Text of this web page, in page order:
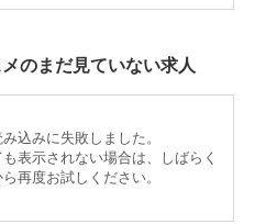
のまだ見ていない求人
込みに失敗しました。
表示されない場合は、しばらく
再度お試しください。